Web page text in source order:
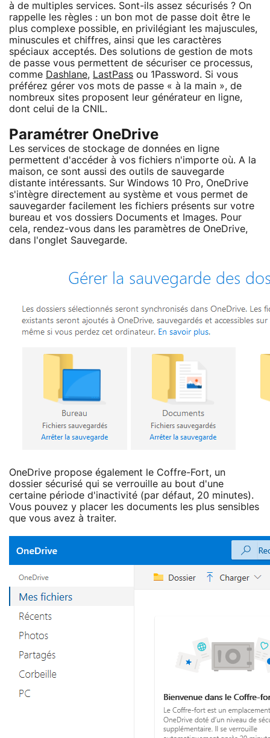
à de multiples services. Sont-ils assez sécurisés ? On
rappelle les règles : un bon mot de passe doit être le
plus complexe possible, en privilégiant les majuscules,
minuscules et chiffres, ainsi que les caractères
spéciaux acceptés. Des solutions de gestion de mots
de passe vous permettent de sécuriser ce processus,
comme Dashlane, LastPass ou 1Password. Si vous
préférez gérer vos mots de passe « à la main », de
nombreux sites proposent leur générateur en ligne,
dont celui de la CNIL.
Paramétrer OneDrive
Les services de stockage de données en ligne
permettent d'accéder à vos fichiers n'importe où. A la
maison, ce sont aussi des outils de sauvegarde
distante intéressants. Sur Windows 10 Pro, OneDrive
s'intègre directement au système et vous permet de
sauvegarder facilement les fichiers présents sur votre
bureau et vos dossiers Documents et Images. Pour
cela, rendez-vous dans les paramètres de OneDrive,
dans l'onglet Sauvegarde.
OneDrive propose également le Coffre-Fort, un
dossier sécurisé qui se verrouille au bout d'une
certaine période d'inactivité (par défaut, 20 minutes).
Vous pouvez y placer les documents les plus sensibles
que vous avez à traiter.